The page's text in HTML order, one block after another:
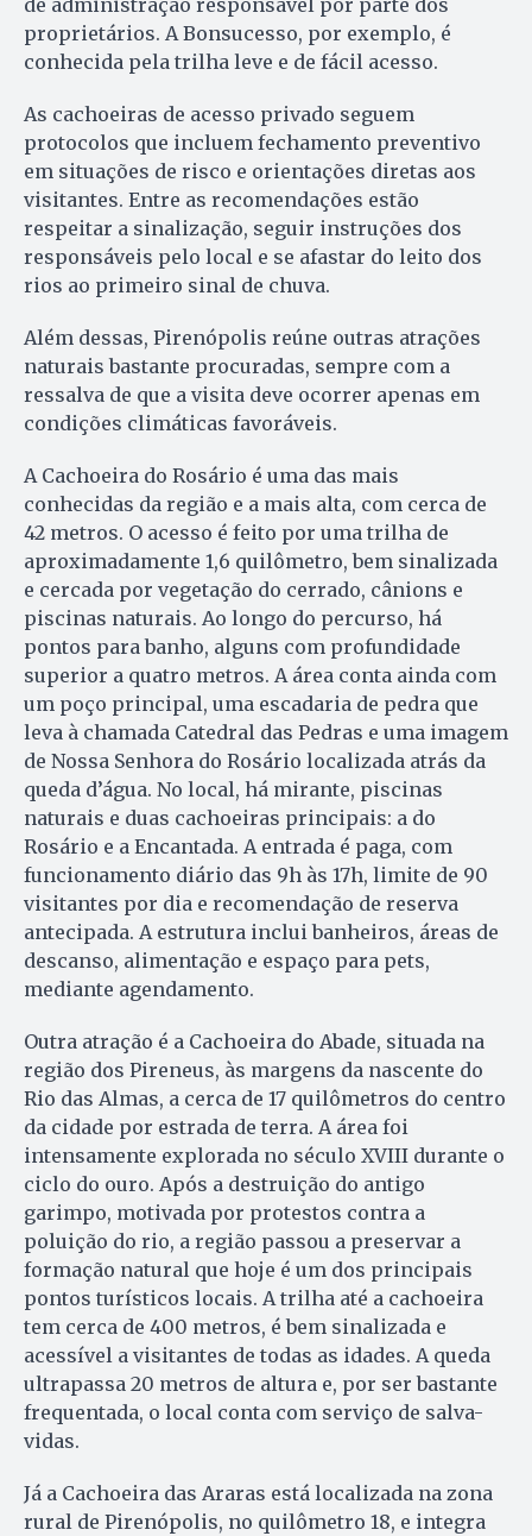
de administração responsável por parte dos
proprietários. A Bonsucesso, por exemplo, é
conhecida pela trilha leve e de fácil acesso.
As cachoeiras de acesso privado seguem
protocolos que incluem fechamento preventivo
em situações de risco e orientações diretas aos
visitantes. Entre as recomendações estão
respeitar a sinalização, seguir instruções dos
responsáveis pelo local e se afastar do leito dos
rios ao primeiro sinal de chuva.
Além dessas, Pirenópolis reúne outras atrações
naturais bastante procuradas, sempre com a
ressalva de que a visita deve ocorrer apenas em
condições climáticas favoráveis.
A Cachoeira do Rosário é uma das mais
conhecidas da região e a mais alta, com cerca de
42 metros. O acesso é feito por uma trilha de
aproximadamente 1,6 quilômetro, bem sinalizada
e cercada por vegetação do cerrado, cânions e
piscinas naturais. Ao longo do percurso, há
pontos para banho, alguns com profundidade
superior a quatro metros. A área conta ainda com
um poço principal, uma escadaria de pedra que
leva à chamada Catedral das Pedras e uma imagem
de Nossa Senhora do Rosário localizada atrás da
queda d’água. No local, há mirante, piscinas
naturais e duas cachoeiras principais: a do
Rosário e a Encantada. A entrada é paga, com
funcionamento diário das 9h às 17h, limite de 90
visitantes por dia e recomendação de reserva
antecipada. A estrutura inclui banheiros, áreas de
descanso, alimentação e espaço para pets,
mediante agendamento.
Outra atração é a Cachoeira do Abade, situada na
região dos Pireneus, às margens da nascente do
Rio das Almas, a cerca de 17 quilômetros do centro
da cidade por estrada de terra. A área foi
intensamente explorada no século XVIII durante o
ciclo do ouro. Após a destruição do antigo
garimpo, motivada por protestos contra a
poluição do rio, a região passou a preservar a
formação natural que hoje é um dos principais
pontos turísticos locais. A trilha até a cachoeira
tem cerca de 400 metros, é bem sinalizada e
acessível a visitantes de todas as idades. A queda
ultrapassa 20 metros de altura e, por ser bastante
frequentada, o local conta com serviço de salva-
vidas.
Já a Cachoeira das Araras está localizada na zona
rural de Pirenópolis, no quilômetro 18, e integra